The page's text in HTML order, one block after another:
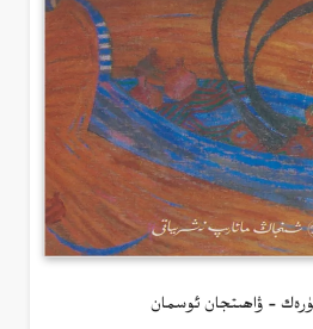
– ۋاھىتجان ئوسمان